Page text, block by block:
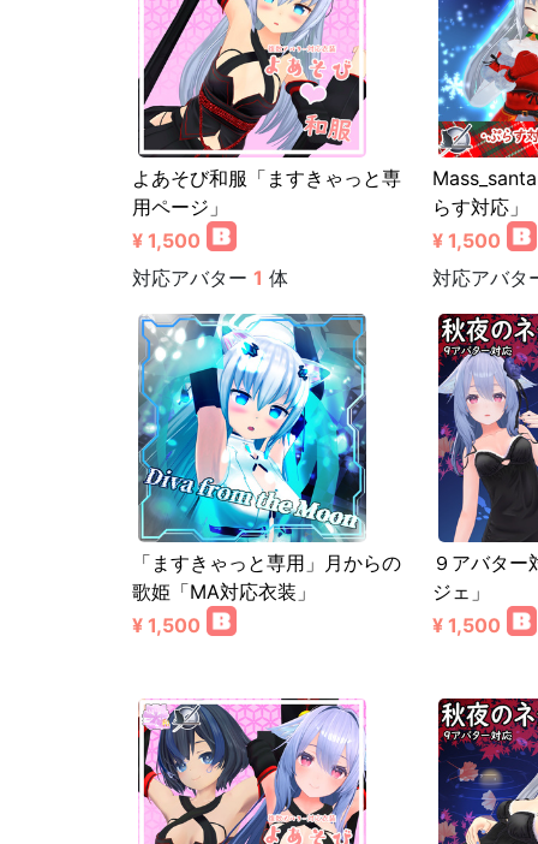
よあそび和服「ますきゃっと専
用ページ」
¥ 1,500
対応アバター 1 体
らす対応」
¥ 1,500
対応アバタ
「ますきゃっと専用」月からの
歌姫「MA対応衣装」
¥ 1,500
９アバター
ジェ」
¥ 1,500